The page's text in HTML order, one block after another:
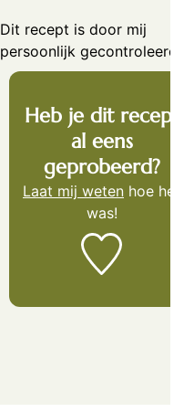
Dit recept is door mij
persoonlijk gecontroleerd.
Heb je dit recept
al eens
geprobeerd?
Laat mij weten hoe het
was!